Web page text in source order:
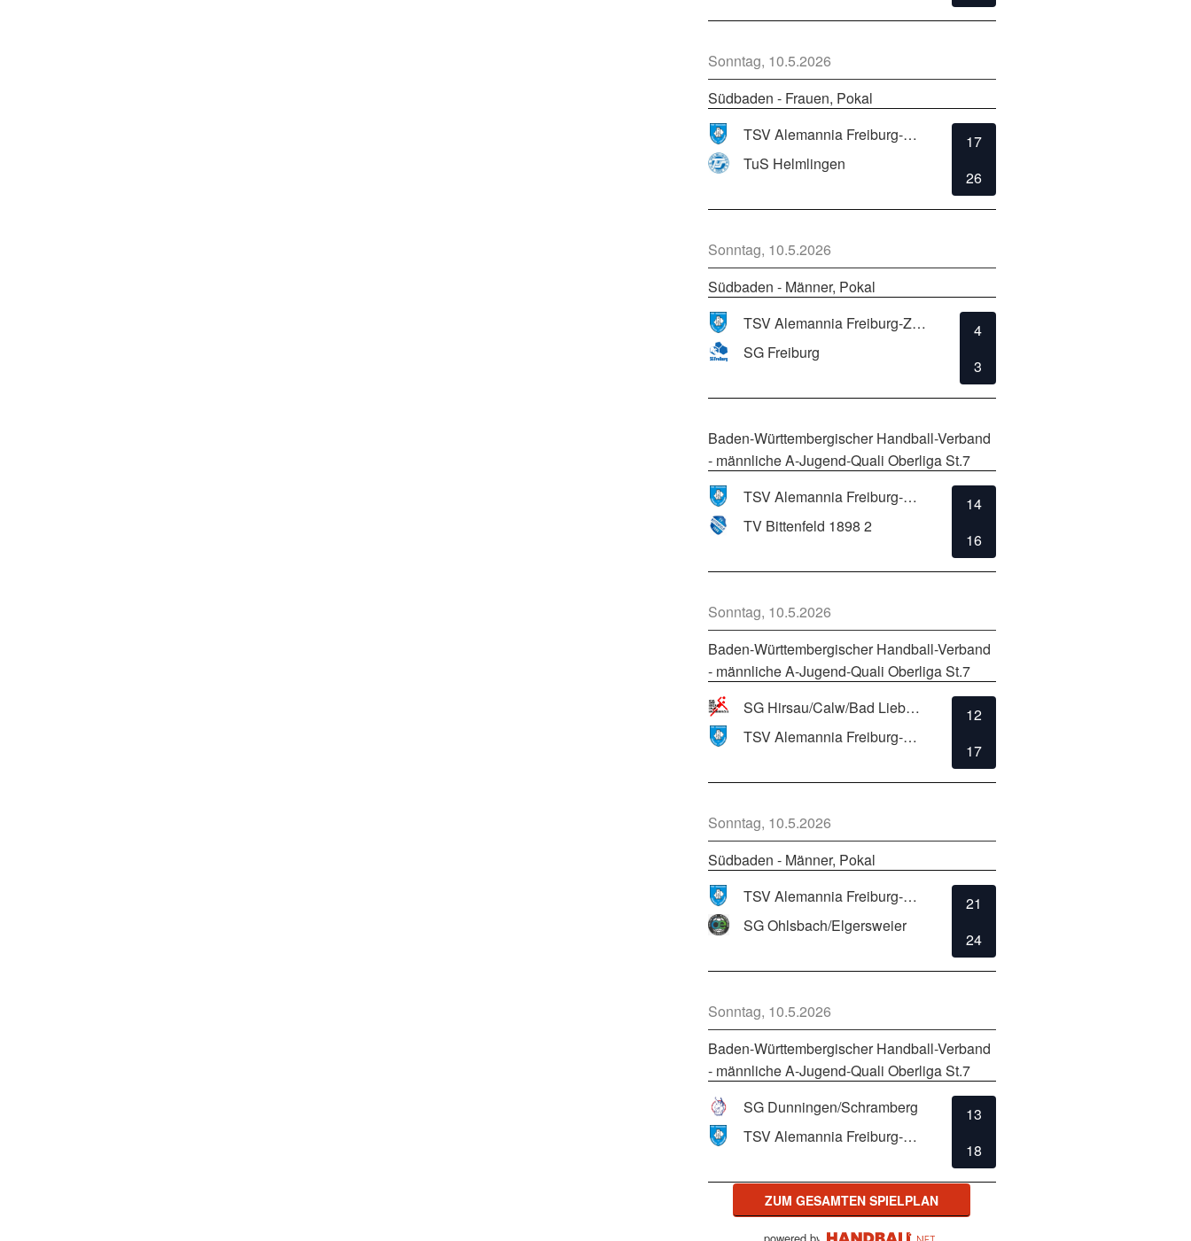
Sonntag, 10.5.2026
Südbaden - Frauen, Pokal
TSV Alemannia Freiburg-Zähringen
TuS Helmlingen
17
26
Sonntag, 10.5.2026
Südbaden - Männer, Pokal
TSV Alemannia Freiburg-Zähringen
SG Freiburg
4
3
Baden-Württembergischer Handball-Verband
- männliche A-Jugend-Quali Oberliga St.7
TSV Alemannia Freiburg-Zähringen
TV Bittenfeld 1898 2
14
16
Sonntag, 10.5.2026
Baden-Württembergischer Handball-Verband
- männliche A-Jugend-Quali Oberliga St.7
SG Hirsau/Calw/Bad Liebenzell
TSV Alemannia Freiburg-Zähringen
12
17
Sonntag, 10.5.2026
Südbaden - Männer, Pokal
TSV Alemannia Freiburg-Zähringen
SG Ohlsbach/Elgersweier
21
24
Sonntag, 10.5.2026
Baden-Württembergischer Handball-Verband
- männliche A-Jugend-Quali Oberliga St.7
SG Dunningen/Schramberg
TSV Alemannia Freiburg-Zähringen
13
18
ZUM GESAMTEN SPIELPLAN
powered by